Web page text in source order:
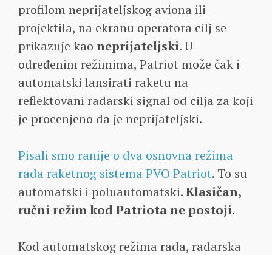
profilom neprijateljskog aviona ili
projektila, na ekranu operatora cilj se
prikazuje kao neprijateljski. U
određenim režimima, Patriot može čak i
automatski lansirati raketu na
reflektovani radarski signal od cilja za koji
je procenjeno da je neprijateljski.
Pisali smo ranije o dva osnovna režima
rada raketnog sistema PVO Patriot. To su
automatski i poluautomatski.Klasičan,
ručni režim kod Patriota ne postoji.
Kod automatskog režima rada, radarska